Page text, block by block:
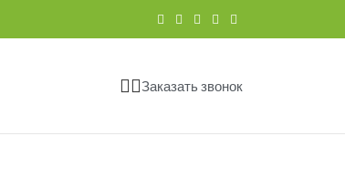
Заказать звонок